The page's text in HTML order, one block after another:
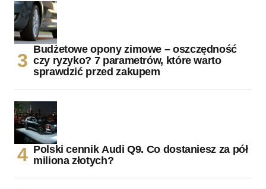
Budżetowe opony zimowe – oszczędność
czy ryzyko? 7 parametrów, które warto
sprawdzić przed zakupem
Polski cennik Audi Q9. Co dostaniesz za pół
miliona złotych?